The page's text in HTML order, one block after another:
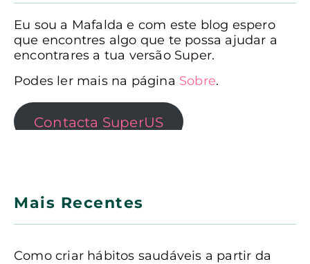
Eu sou a Mafalda e com este blog espero
que encontres algo que te possa ajudar a
encontrares a tua versão Super.
Podes ler mais na página Sobre.
Contacta SuperUS
Mais Recentes
Como criar hábitos saudáveis a partir da